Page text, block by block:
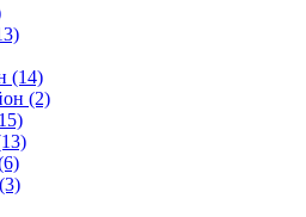
(14)
(2)
(3)